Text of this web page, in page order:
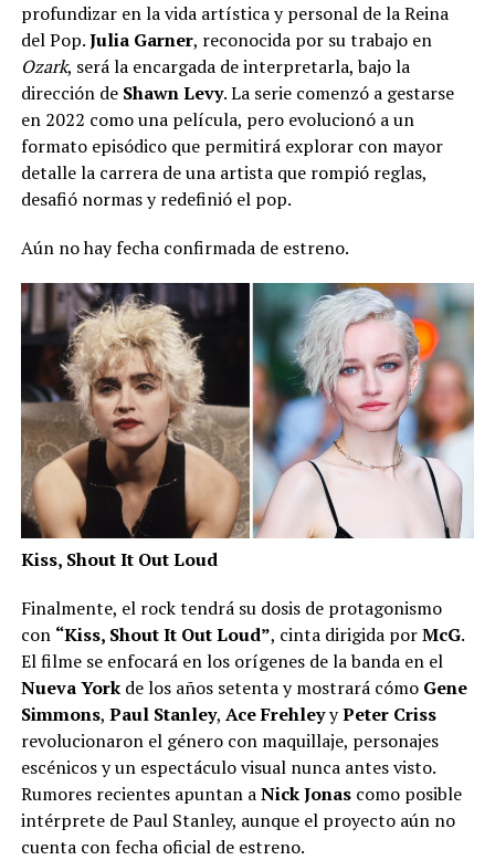
profundizar en la vida artística y personal de la Reina
del Pop.Julia Garner, reconocida por su trabajo en
Ozark, será la encargada de interpretarla, bajo la
dirección de Shawn Levy. La serie comenzó a gestarse
en 2022 como una película, pero evolucionó a un
formato episódico que permitirá explorar con mayor
detalle la carrera de una artista que rompió reglas,
desafió normas y redefinió el pop.
Aún no hay fecha confirmada de estreno.
Kiss, Shout It Out Loud
Finalmente, el rock tendrá su dosis de protagonismo
con “Kiss, Shout It Out Loud”, cinta dirigida porMcG.
El filme se enfocará en los orígenes de la banda en el
Nueva Yorkde los años setenta y mostrará cómo Gene
Simmons, Paul Stanley, Ace FrehleyyPeter Criss
revolucionaron el género con maquillaje, personajes
escénicos y un espectáculo visual nunca antes visto.
Rumores recientes apuntan aNick Jonascomo posible
intérprete de Paul Stanley, aunque el proyecto aún no
cuenta con fecha oficial de estreno.